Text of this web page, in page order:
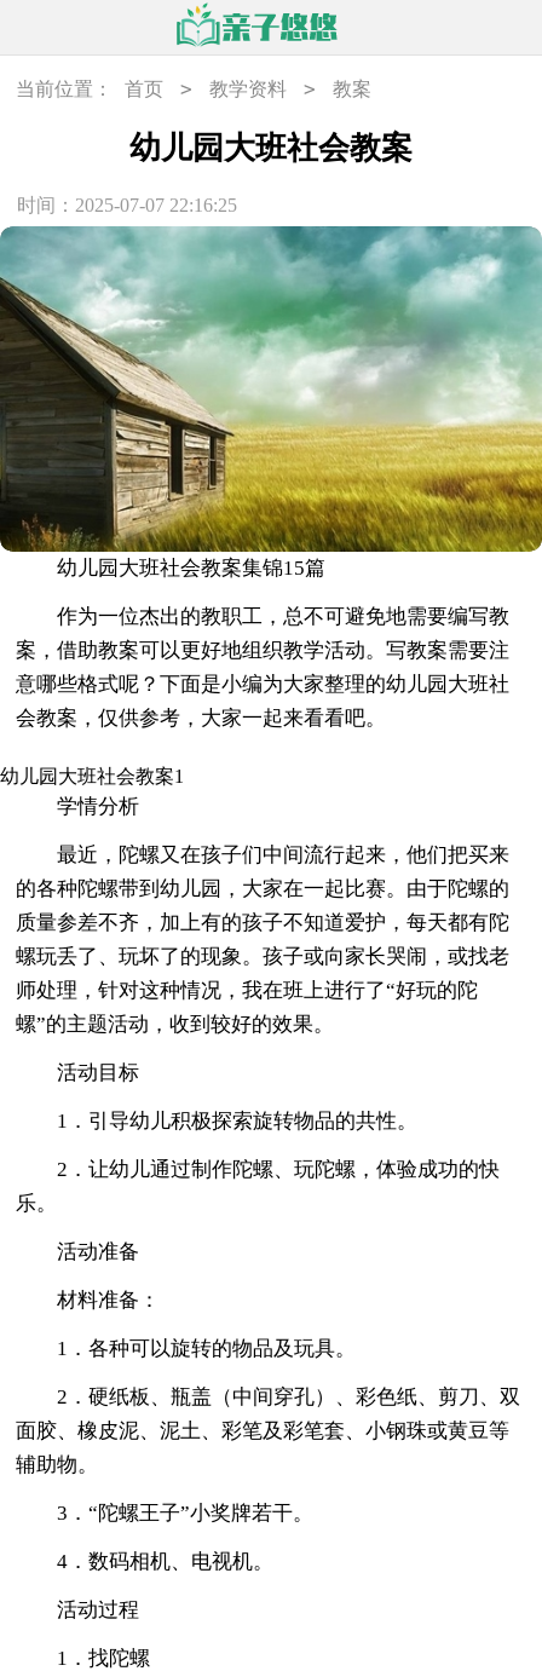
当前位置： 首页 > 教学资料 > 教案
幼儿园大班社会教案
时间：2025-07-07 22:16:25
幼儿园大班社会教案集锦15篇
作为一位杰出的教职工，总不可避免地需要编写教
案，借助教案可以更好地组织教学活动。写教案需要注
意哪些格式呢？下面是小编为大家整理的幼儿园大班社
会教案，仅供参考，大家一起来看看吧。
幼儿园大班社会教案1
学情分析
最近，陀螺又在孩子们中间流行起来，他们把买来
的各种陀螺带到幼儿园，大家在一起比赛。由于陀螺的
质量参差不齐，加上有的孩子不知道爱护，每天都有陀
螺玩丢了、玩坏了的现象。孩子或向家长哭闹，或找老
师处理，针对这种情况，我在班上进行了“好玩的陀
螺”的主题活动，收到较好的效果。
活动目标
1．引导幼儿积极探索旋转物品的共性。
2．让幼儿通过制作陀螺、玩陀螺，体验成功的快
乐。
活动准备
材料准备：
1．各种可以旋转的物品及玩具。
2．硬纸板、瓶盖（中间穿孔）、彩色纸、剪刀、双
面胶、橡皮泥、泥土、彩笔及彩笔套、小钢珠或黄豆等
辅助物。
3．“陀螺王子”小奖牌若干。
4．数码相机、电视机。
活动过程
1．找陀螺